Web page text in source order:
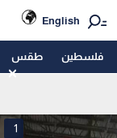
English
فلسطين طقس
1